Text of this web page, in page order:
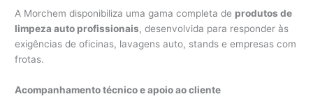
A Morchem disponibiliza uma gama completa de produtos de
limpeza auto profissionais, desenvolvida para responder às
exigências de oficinas, lavagens auto, stands e empresas com
frotas.
Acompanhamento técnico e apoio ao cliente